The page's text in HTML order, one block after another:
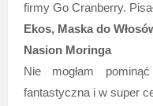
firmy Go Cranberry.
Ekos, Maska do
Nasion Moringa
Nie mogłam
fantastyczna i w super